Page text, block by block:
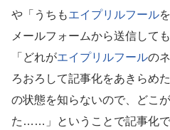
や「うちもエイプリルフール
メールフォームから送信して
「どれがエイプリルフールの
ろおろして記事化をあきらめ
の状態を知らないので、どこ
た……」ということで記事化